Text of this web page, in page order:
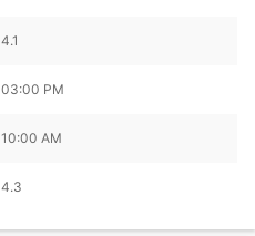
4.1
03:00 PM
10:00 AM
4.3